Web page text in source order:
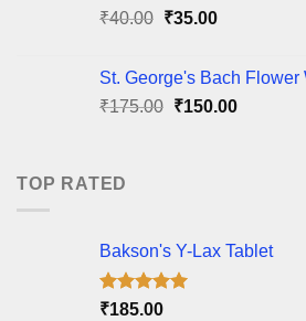
₹40.00 Original
₹40.00.
₹35.00Current
₹35.00.
St. George's Bach Flower
₹175.00 Original
₹150.00Current
TOP RATED
Bakson's Y-Lax Tablet
Rated5.00
₹185.00